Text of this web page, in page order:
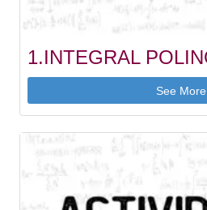
1.INTEGRAL
See More